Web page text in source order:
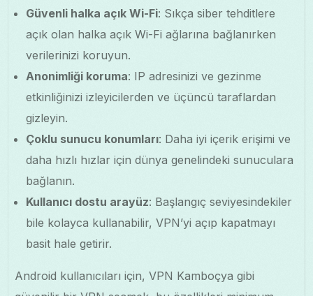
Güvenli halka açık Wi-Fi: Sıkça siber tehditlere
açık olan halka açık Wi-Fi ağlarına bağlanırken
verilerinizi koruyun.
Anonimliği koruma: IP adresinizi ve gezinme
etkinliğinizi izleyicilerden ve üçüncü taraflardan
gizleyin.
Çoklu sunucu konumları: Daha iyi içerik erişimi ve
daha hızlı hızlar için dünya genelindeki sunuculara
bağlanın.
Kullanıcı dostu arayüz: Başlangıç seviyesindekiler
bile kolayca kullanabilir, VPN’yi açıp kapatmayı
basit hale getirir.
Android kullanıcıları için, VPN Kamboçya gibi